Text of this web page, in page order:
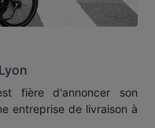
fière d'annoncer son
entreprise de livraison à